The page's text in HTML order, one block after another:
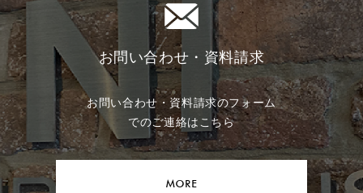
お問い合わせ・資料請求
お問い合わせ・資料請求のフォーム
でのご連絡はこちら
MORE